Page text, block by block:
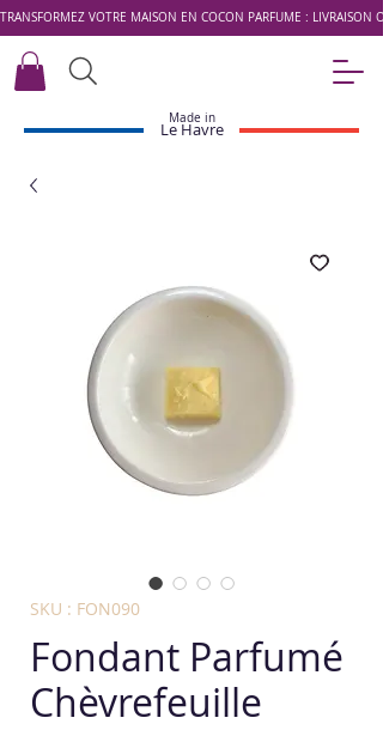
TRANSFORMEZ VOTRE MAISON EN COCON PARFUMÉ : LIVRAISON
Made in
Le Havre
SKU : FON090
Fondant Parfumé
Chèvrefeuille